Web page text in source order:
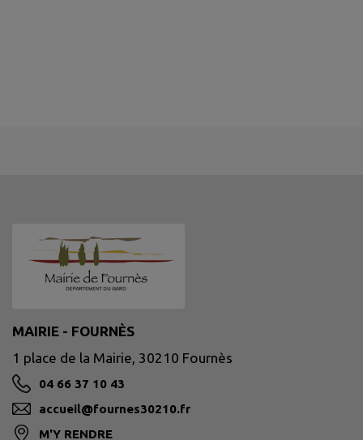
MAIRIE - FOURNÈS
1 place de la Mairie, 30210 Fournès
04 66 37 10 43
accueil@fournes30210.fr
M'Y RENDRE